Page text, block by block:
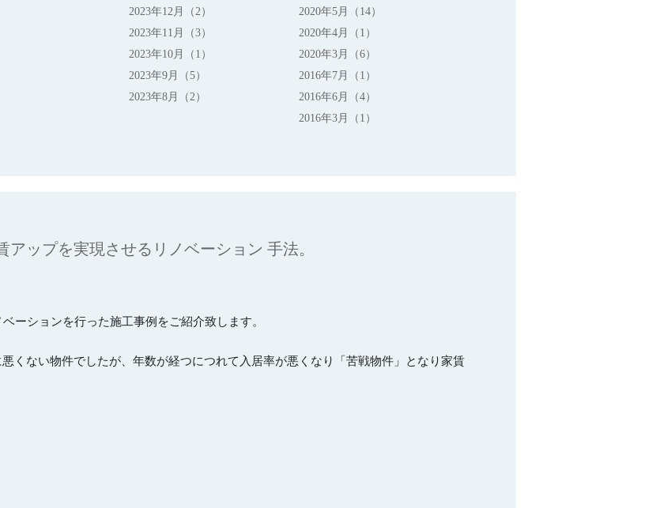
2023年12月（2）
2023年11月（3）
2023年10月（1）
2023年9月（5）
2023年8月（2）
2020年5月（14）
2020年4月（1）
2020年3月（6）
2016年7月（1）
2016年6月（4）
2016年3月（1）
ップを実現させるリノベーション 手法。
ーションを行った施工事例をご紹介致します。
くない物件でしたが、年数が経つにつれて入居率が悪くなり「苦戦物件」となり家賃